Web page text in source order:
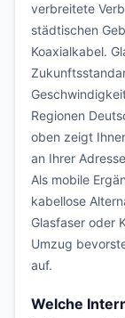
verbreitete
städtischen
Koaxialkabel.
Regionen
oben zeigt
an Ihrer
Als mobile
kabellose
Glasfaser oder
Umzug
auf.
Welche